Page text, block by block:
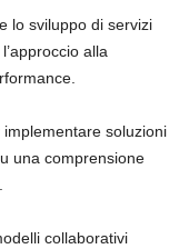
lo sviluppo di servizi
alla
soluzioni
una comprensione
collaborativi